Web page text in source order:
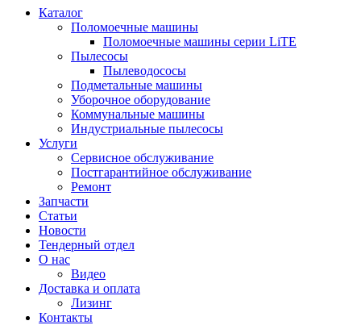
Каталог
Поломоечные машины
Поломоечные машины серии LiTE
Пылесосы
Пылеводососы
Подметальные машины
Уборочное оборудование
Коммунальные машины
Индустриальные пылесосы
Услуги
Сервисное обслуживание
Постгарантийное обслуживание
Ремонт
Запчасти
Статьи
Новости
Тендерный отдел
О нас
Видео
Доставка и оплата
Лизинг
Контакты